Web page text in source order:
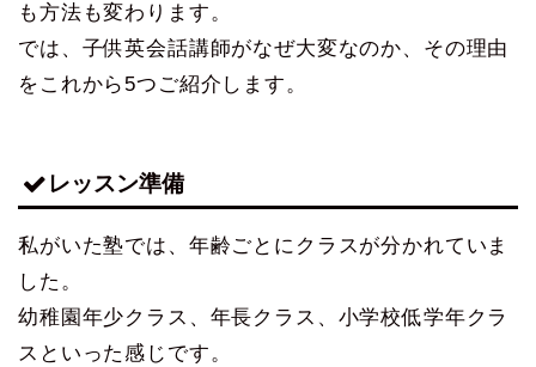
も方法も変わります。
では、子供英会話講師がなぜ大変なのか、その理由
をこれから5つご紹介します。
レッスン準備
私がいた塾では、年齢ごとにクラスが分かれていま
した。
幼稚園年少クラス、年長クラス、小学校低学年クラ
スといった感じです。